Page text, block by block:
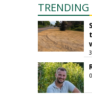
TRENDING